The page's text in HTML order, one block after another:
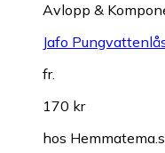
Avlopp &
Jafo
fr.
170 kr
hos